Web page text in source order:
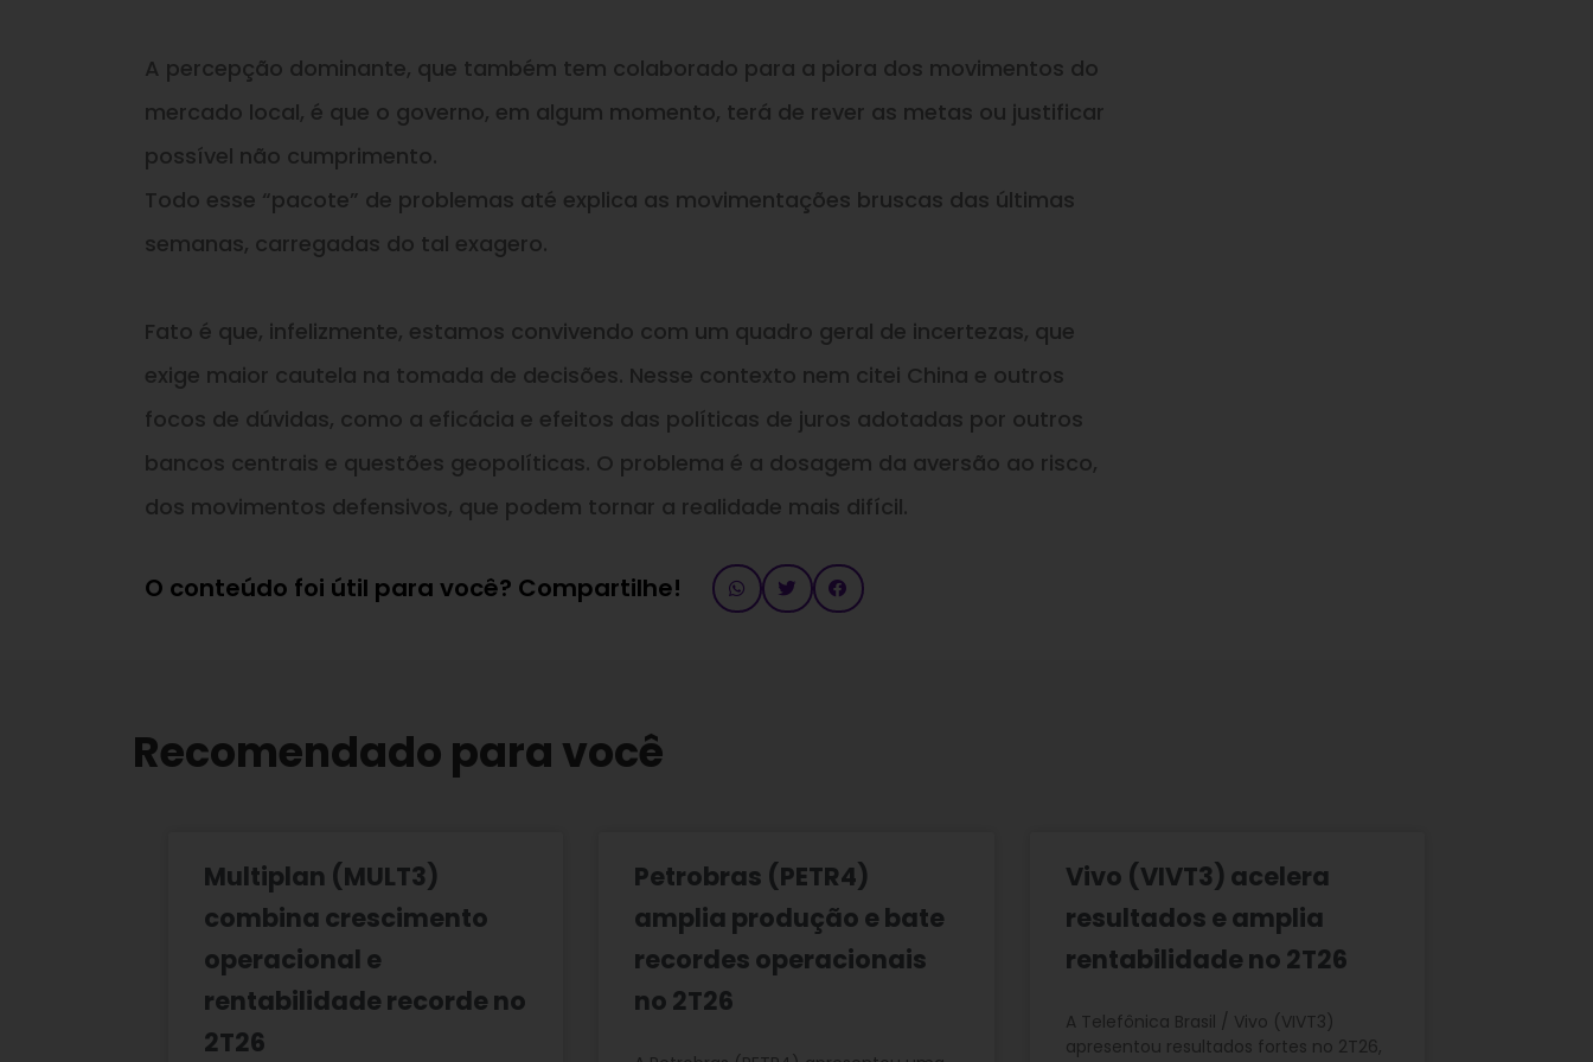
A percepção dominante, que também tem colaborado para a piora dos movimentos do
mercado local, é que o governo, em algum momento, terá de rever as metas ou justificar
possível não cumprimento.
Todo esse “pacote” de problemas até explica as movimentações bruscas das últimas
semanas, carregadas do tal exagero.
Fato é que, infelizmente, estamos convivendo com um quadro geral de incertezas, que
exige maior cautela na tomada de decisões. Nesse contexto nem citei China e outros
focos de dúvidas, como a eficácia e efeitos das políticas de juros adotadas por outros
bancos centrais e questões geopolíticas. O problema é a dosagem da aversão ao risco,
dos movimentos defensivos, que podem tornar a realidade mais difícil.
O conteúdo foi útil para você? Compartilhe!
Recomendado para você
Multiplan (MULT3)
combina crescimento
operacional e
rentabilidade recorde no
2T26
Petrobras (PETR4)
amplia produção e bate
recordes operacionais
no 2T26
Vivo (VIVT3) acelera
resultados e amplia
rentabilidade no 2T26
A Telefônica Brasil / Vivo (VIVT3)
apresentou resultados fortes no 2T26,